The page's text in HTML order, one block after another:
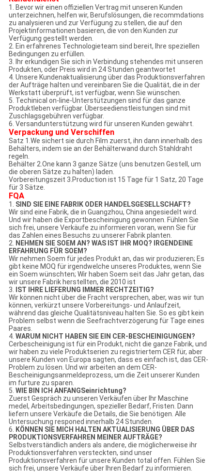
1. Bevor wir einen offiziellen Vertrag mit unseren Kunden
unterzeichnen, helfen wir, Berufslösungen, die recommdations
zu analysieren und zur Verfügung zu stellen, die auf den
Projektinformationen basieren, die von den Kunden zur
Verfügung gestellt werden.
2. Ein erfahrenes Technologieteam sind bereit, Ihre speziellen
Bedingungen zu erfüllen.
3. Ihr erkundigen Sie sich in Verbindung stehendes mit unseren
Produkten, oder Preis wird in 24 Stunden geantwortet
4. Unsere Kundenaktualisierung über das Produktionsverfahren
der Aufträge halten und vereinbaren Sie die Qualität, die in der
Werkstatt überprüft, ist verfügbar, wenn Sie wünschen.
5. Techinical on-line-Unterstützungen sind für das ganze
Produktleben verfügbar. Überseedienstleistungen sind mit
Zuschlagsgebühren verfügbar.
6. Versandunterstützung wird für unseren Kunden gewährt.
Verpackung und Verschiffen
Satz 1.We sichert sie durch Film zuerst, ihn dann innerhalb des
Behälters, indem sie an der Behälterwand durch Stahldraht
regeln.
Behälter 2.One kann 3 ganze Sätze (uns benutzen Gestell, um
die oberen Sätze zu halten) laden.
Vorbereitungszeit 3.Production ist 15 Tage für 1 Satz, 20 Tage
für 3 Sätze.
FQA
1. SIND SIE EINE FABRIK ODER HANDELSGESELLSCHAFT?
Wir sind eine Fabrik, die in Guangzhou, China angesiedelt wird.
Und wir haben die Exportbescheinigung gewonnen. Fühlen Sie
sich frei, unsere Verkäufe zu informieren voran, wenn Sie für
das Zahlen eines Besuchs zu unserer Fabrik planten.
2. NEHMEN SIE SOEM AN? WAS IST IHR MOQ? IRGENDEINE
ERFAHRUNG FÜR SOEM?
Wir nehmen Soem für jedes Produkt an, das wir produzieren; Es
gibt keine MOQ für irgendwelche unseres Produktes, wenn Sie
ein Soem wünschten; Wir haben Soem seit das Jahr getan, das
wir unsere Fabrik herstellten, die 2010 ist
3. IST IHRE LIEFERUNG IMMER RECHTZEITIG?
Wir können nicht über die Fracht versprechen, aber, was wir tun
können, verkürzt unsere Vorbereitungs- und Anlaufzeit,
während das gleiche Qualitätsniveau halten Sie. So es gibt kein
Problem selbst wenn die Seefrachtverzögerung für Tage eines
Paares.
4. WARUM NICHT HABEN SIE EIN CER-BESCHEINIGUNGEN?
Cerbescheinigung ist für ein Produkt, nicht die ganze Fabrik, und
wir haben zu viele Produktserien zu registriertem CER für, aber
unsere Kunden von Europa sagten, dass es einfach ist, das CER-
Problem zu lösen. Und wir arbeiten an dem CER-
Bescheinigungsanmeldeprozess, um die Zeit unserer Kunden
im furture zu sparen.
5. WIE BIN ICH ANFANGSeinrichtung?
Zuerst Gespräch zu unseren Verkäufen über Ihr Maschine
medel, Arbeitsbedingungen, spezieller Bedarf, Fristen. Dann
liefern unsere Verkäufe die Details, die Sie benötigen. Alle
Untersuchung responed innerhalb 24 Stunden.
6. KÖNNEN SIE MICH HALTEN AKTUALISIERUNG ÜBER DAS
PRODUKTIONSVERFAHREN MEINER AUFTRÄGE?
Selbstverständlich anders als andere, die möglicherweise ihr
Produktionsverfahren versteckten, sind unser
Produktionsverfahren für unsere Kunden total offen. Fühlen Sie
sich frei, unsere Verkäufe über Ihren Bedarf zu informieren.